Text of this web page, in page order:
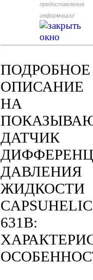
предоставления
информации!
ПОДРОБНОЕ
ОПИСАНИЕ
НА
ДАТЧИК
ДАВЛЕНИЯ
ЖИДКОСТИ
CAPSUHELIC
631B: